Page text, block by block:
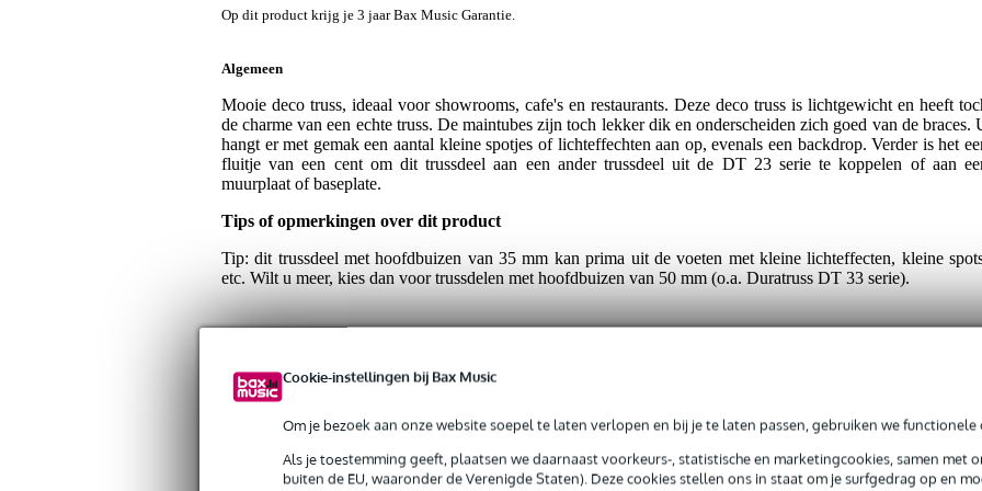
Cookie-instellingen bij Bax Music
Om je bezoek aan onze website soepel te laten verlopen en bij je te laten passen, gebruiken we functionele
Als je toestemming geeft, plaatsen we daarnaast voorkeurs-, statistische en marketingcookies, samen met
buiten de EU, waaronder de Verenigde Staten). Deze cookies stellen ons in staat om je surfgedrag op en
Op dit product krijg je 3 jaar Bax Music Garantie.
Algemeen
Mooie deco truss, ideaal voor showrooms, cafe's en restaurants. Deze deco truss is lichtgewicht en heeft
de charme van een echte truss. De maintubes zijn toch lekker dik en onderscheiden zich goed van de braces.
hangt er met gemak een aantal kleine spotjes of lichteffechten aan op, evenals een backdrop. Verder is het
fluitje van een cent om dit trussdeel aan een ander trussdeel uit de DT 23 serie te koppelen of aan
muurplaat of baseplate.
Tips of opmerkingen over dit product
Tip: dit trussdeel met hoofdbuizen van 35 mm kan prima uit de voeten met kleine lichteffecten, kleine
etc. Wilt u meer, kies dan voor trussdelen met hoofdbuizen van 50 mm (o.a. Duratruss DT 33 serie).
niet gespecificeerd
Lengte truss
1.50 - 1.99 meter